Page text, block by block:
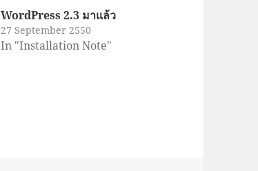
WordPress 2.3 มาแล้ว
27 September 2550
In "Installation Note"